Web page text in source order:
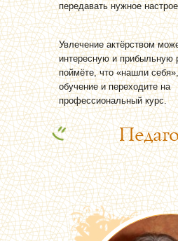
передавать нужное
Увлечение актёрством
интересную и прибыльную
поймёте, что «нашли
обучение и переходите на
профессиональный курс.